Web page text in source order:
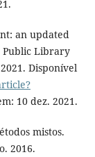
an updated
Public Library
Disponível
10 dez. 2021.
mistos.
2016.